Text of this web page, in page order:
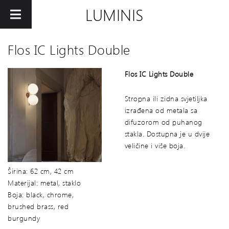
LUMINIS
Flos IC Lights Double
Širina: 62 cm, 42 cm
Materijal: metal, staklo
Boja: black, chrome,
brushed brass, red
burgundy
Flos IC Lights Double
Stropna ili zidna svjetiljka
izrađena od metala sa
difuzorom od puhanog
stakla. Dostupna je u dvije
veličine i više boja.